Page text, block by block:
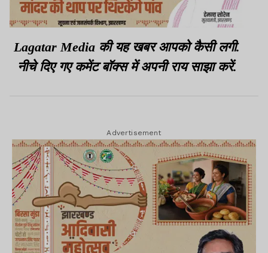
Lagatar Media की यह खबर आपको कैसी लगी.
नीचे दिए गए कमेंट बॉक्स में अपनी राय साझा करें.
Advertisement